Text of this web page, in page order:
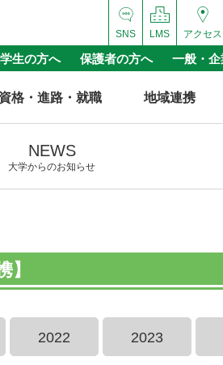
アクセス
LMS
SNS
生の方へ 保護者の方へ 一般・
資格・進路・就職 地域連携
NEWS
大学からのお知らせ
2022 2023